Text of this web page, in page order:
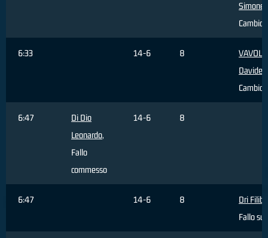
Simone
Cambio
6:33 14-6 8
VAVOLI
Davide
Cambio
6:47
Di Dio
Leonardo,
Fallo
commesso
14-6 8
6:47 14-6 8
Dri
Fallo